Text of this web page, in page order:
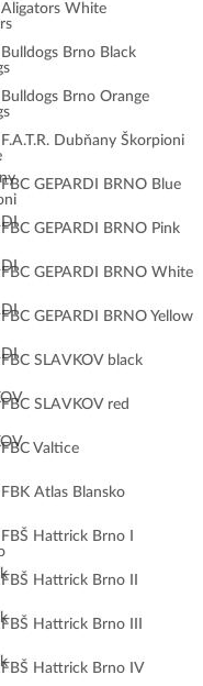
Aligators White
Bulldogs Brno Black
Bulldogs Brno Orange
F.A.T.R. Dubňany Škorpioni
FBC GEPARDI BRNO Blue
FBC GEPARDI BRNO Pink
FBC GEPARDI BRNO White
FBC GEPARDI BRNO Yellow
FBC SLAVKOV black
FBC SLAVKOV red
FBC Valtice
FBK Atlas Blansko
FBŠ Hattrick Brno I
FBŠ Hattrick Brno II
FBŠ Hattrick Brno III
FBŠ Hattrick Brno IV